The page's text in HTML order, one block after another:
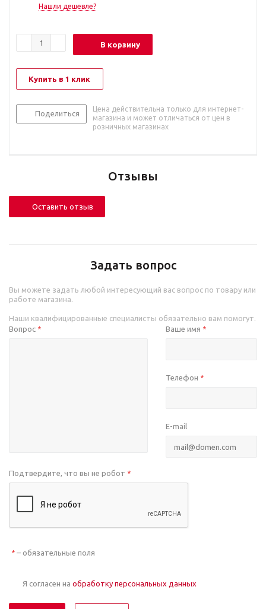
Нашли дешевле?
В корзину
Купить в 1 клик
Поделиться
Цена действительна только для интернет-
магазина и может отличаться от цен в
розничных магазинах
Отзывы
Оставить отзыв
Задать вопрос
Вы можете задать любой интересующий вас вопрос по товару или
работе магазина.
Наши квалифицированные специалисты обязательно вам помогут.
Вопрос * Ваше имя *
Телефон *
E-mail
Подтвердите, что вы не робот *
* – обязательные поля
Я согласен на обработку персональных данных